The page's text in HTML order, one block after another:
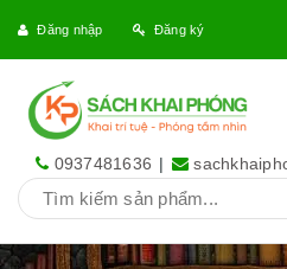
Đăng nhập Đăng ký
0937481636 |